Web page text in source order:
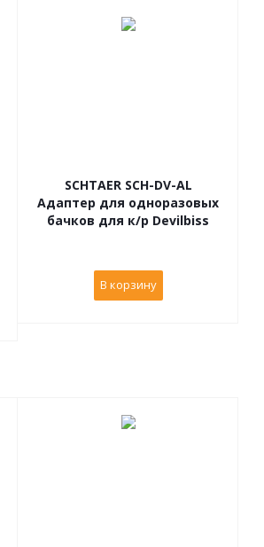
SCHTAER SCH-DV-AL
Адаптер для одноразовых
бачков для к/р Devilbiss
В корзину